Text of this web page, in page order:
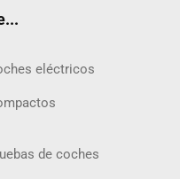
eléctricos
de coches